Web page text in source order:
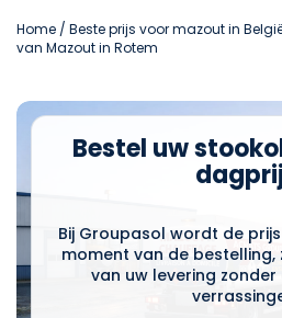
Home / Beste prijs voor mazout in
van Mazout in Rotem
Bestel uw
Bij Groupasol wordt de
moment van de bestelling,
van uw levering